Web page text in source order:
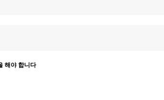
해야 합니다